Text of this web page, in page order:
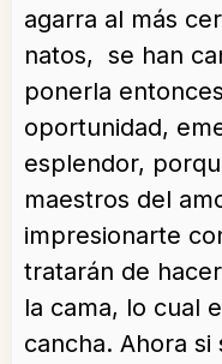
agarra al más
natos, se han
ponerla
oportunidad,
esplendor,
maestros del
impresionarte
tratarán de
la cama, lo cual
cancha. Ahora si